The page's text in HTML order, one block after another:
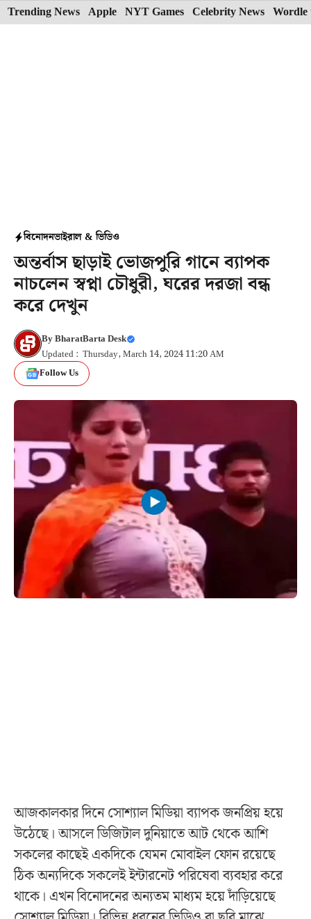
Skip
to
Trending News Apple NYT Games Celebrity News Wordle
বিনোদনভাইরাল & ভিডিও
অন্তর্বাস ছাড়াই ভোজপুরি গানে ব্যাপক
নাচলেন স্বপ্না চৌধুরী, ঘরের দরজা বন্ধ
করে দেখুন
ByBharatBarta Desk
Updated : Thursday, March 14, 2024 11:20 AM
Follow Us
আজকালকার দিনে সোশ্যাল মিডিয়া ব্যাপক জনপ্রিয় হয়ে
উঠেছে। আসলে ডিজিটাল দুনিয়াতে আট থেকে আশি
সকলের কাছেই একদিকে যেমন মোবাইল ফোন রয়েছে
ঠিক অন্যদিকে সকলেই ইন্টারনেট পরিষেবা ব্যবহার করে
থাকে। এখন বিনোদনের অন্যতম মাধ্যম হয়ে দাঁড়িয়েছে